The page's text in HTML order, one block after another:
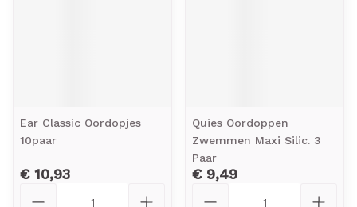
Ear Classic Oordopjes
10paar
€ 10,93
Quies Oordoppen
Zwemmen Maxi Silic. 3
Paar
€ 9,49